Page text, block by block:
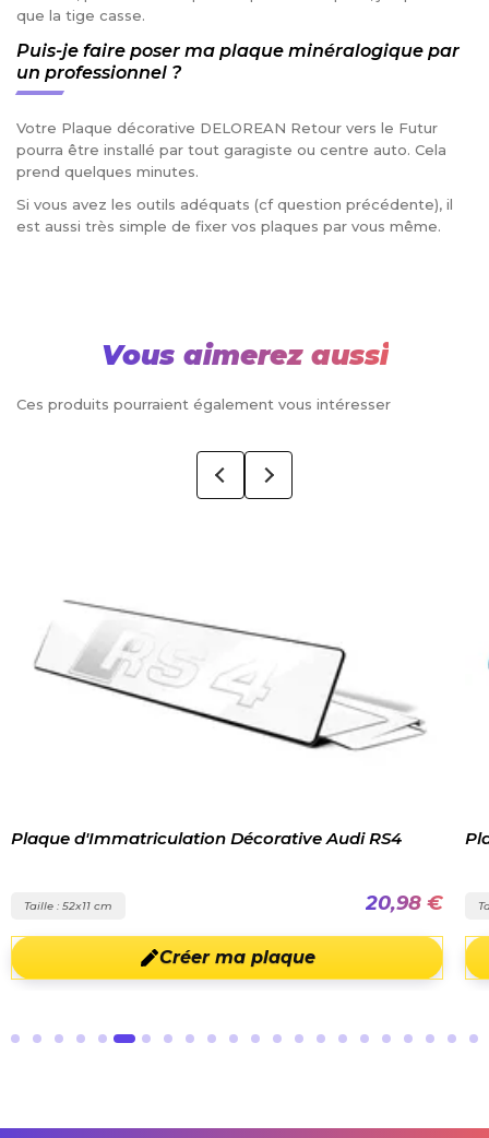
que la tige casse.
Puis-je faire poser ma plaque minéralogique par
un professionnel ?
Votre Plaque décorative DELOREAN Retour vers le Futur
pourra être installé par tout garagiste ou centre auto. Cela
prend quelques minutes.
Si vous avez les outils adéquats (cf question précédente), il
est aussi très simple de fixer vos plaques par vous même.
Vous aimerez aussi
Ces produits pourraient également vous intéresser
Plaque d'Immatriculation Décorative Audi RS4
Taille : 52x11 cm 20,98 €
Créer ma plaque